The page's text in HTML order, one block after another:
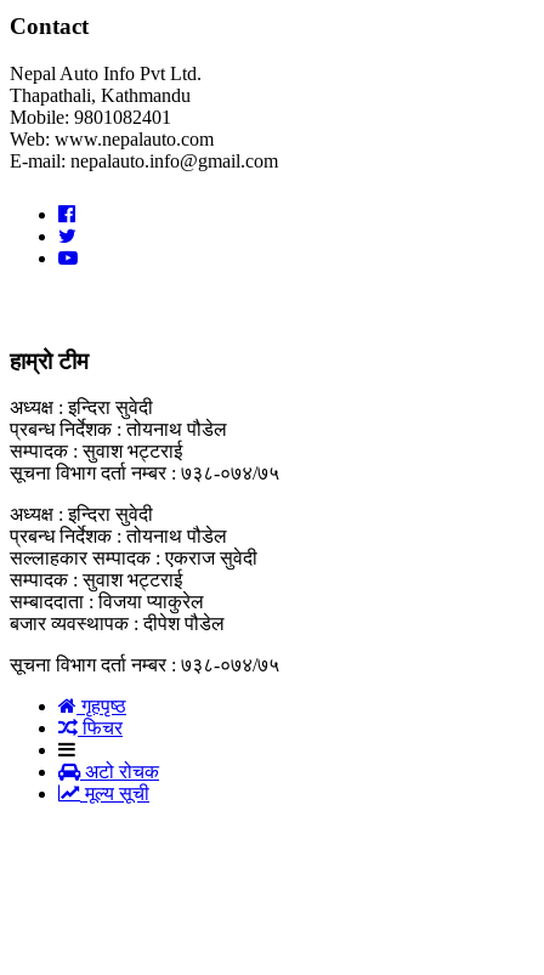
Contact
Nepal Auto Info Pvt Ltd.
Thapathali, Kathmandu
Mobile: 9801082401
Web: www.nepalauto.com
E-mail: nepalauto.info@gmail.com
हाम्रो टीम
अध्यक्ष : इन्दिरा सुवेदी
प्रबन्ध निर्देशक : तोयनाथ पौडेल
सम्पादक : सुवाश भट्टराई
सूचना विभाग दर्ता नम्बर : ७३८-०७४/७५
अध्यक्ष : इन्दिरा सुवेदी
प्रबन्ध निर्देशक : तोयनाथ पौडेल
सल्लाहकार सम्पादक : एकराज सुवेदी
सम्पादक : सुवाश भट्टराई
सम्बाददाता : विजया प्याकुरेल
बजार व्यवस्थापक : दीपेश पौडेल
सूचना विभाग दर्ता नम्बर : ७३८-०७४/७५
गृहपृष्‍ठ
फिचर
अटो रोचक
मूल्य सूची